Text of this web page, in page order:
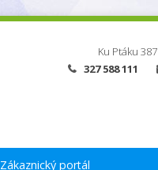
Ku Ptáku 387
327 588 111
Zákaznický portál